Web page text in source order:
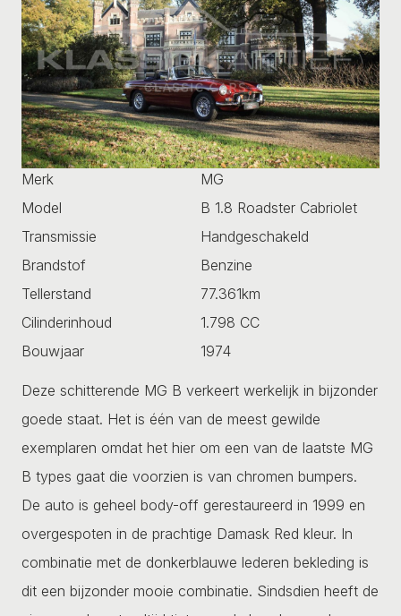
Merk
MG
Model
B 1.8 Roadster Cabriolet
Transmissie
Handgeschakeld
Brandstof
Benzine
Tellerstand
77.361km
Cilinderinhoud
1.798 CC
Bouwjaar
1974
Deze schitterende MG B verkeert werkelijk in bijzonder
goede staat. Het is één van de meest gewilde
exemplaren omdat het hier om een van de laatste MG
B types gaat die voorzien is van chromen bumpers.
De auto is geheel body-off gerestaureerd in 1999 en
overgespoten in de prachtige Damask Red kleur. In
combinatie met de donkerblauwe lederen bekleding is
dit een bijzonder mooie combinatie. Sindsdien heeft de